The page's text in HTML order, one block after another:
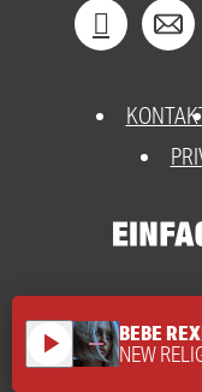
play_arrow BEBE
NEW